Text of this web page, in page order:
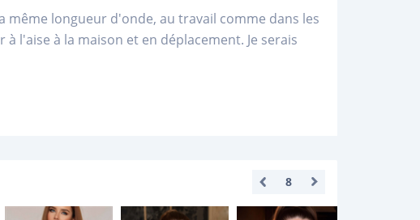
longueur d'onde, au travail comme dans les
l'aise à la maison et en déplacement. Je serais
8